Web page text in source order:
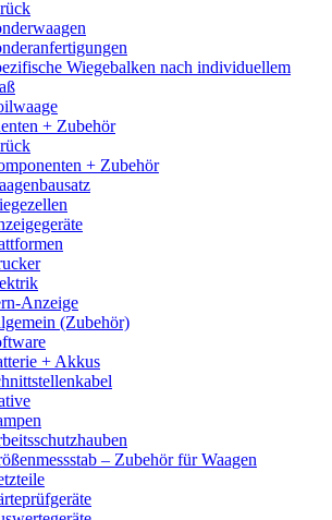
Wiegebalken nach individuellem
+ Zubehör
+ Zubehör
Anzeige
(Zubehör)
+ Akkus
– Zubehör für Waagen